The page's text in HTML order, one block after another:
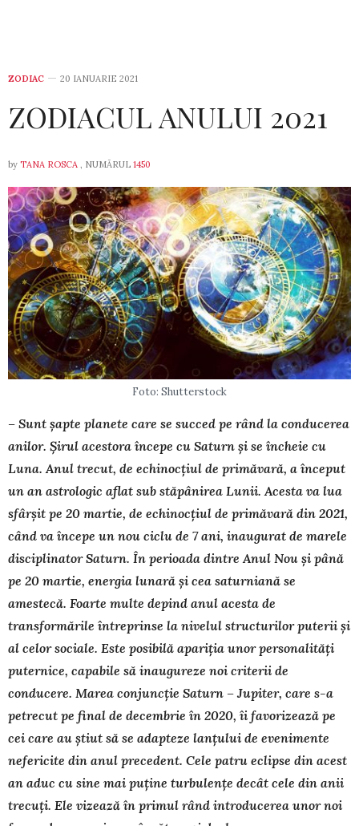
ZODIAC 20 IANUARIE 2021
ZODIACUL ANULUI 2021
by TANA ROSCA , NUMĂRUL 1450
Foto: Shutterstock
– Sunt șapte planete care se succed pe rând la conducerea
anilor. Șirul acestora începe cu Saturn și se încheie cu
Luna. Anul trecut, de echinocțiul de primăvară, a început
un an astrologic aflat sub stăpânirea Lunii. Acesta va lua
sfârșit pe 20 martie, de echinocțiul de primăvară din 2021,
când va începe un nou ciclu de 7 ani, inaugurat de marele
disciplinator Saturn. În perioada dintre Anul Nou și până
pe 20 martie, energia lunară și cea saturniană se
amestecă. Foarte multe depind anul acesta de
transformările întreprinse la nivelul structurilor puterii și
al celor sociale. Este posibilă apariția unor personalități
puternice, capabile să inaugureze noi criterii de
conducere. Marea conjuncție Saturn – Jupiter, care s-a
petrecut pe final de decembrie în 2020, îi favorizează pe
cei care au știut să se adapteze lanțului de evenimente
nefericite din anul precedent. Cele patru eclipse din acest
an aduc cu sine mai puține turbulențe decât cele din anii
trecuți. Ele vizează în primul rând introducerea unor noi